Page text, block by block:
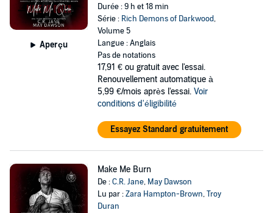
Aperçu
Durée : 9 h et 18 min
Série : Rich Demons of Darkwood,
Volume 5
Langue : Anglais
Pas de notations
17,91 € ou gratuit avec l'essai.
Renouvellement automatique à
5,99 €/mois après l'essai. Voir
conditions d'éligibilité
Essayez Standard gratuitement
Make Me Burn
De :C.R. Jane, May Dawson
Lu par :Zara Hampton-Brown,Troy
Duran